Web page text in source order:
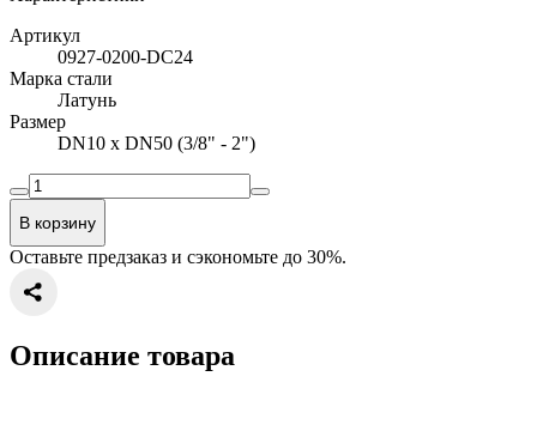
Артикул
0927-0200-DC24
Марка стали
Латунь
Размер
DN10 x DN50 (3/8" - 2")
В корзину
Оставьте предзаказ и сэкономьте до 30%.
Описание товара